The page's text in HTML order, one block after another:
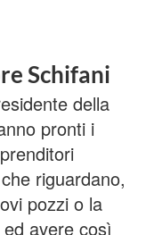
Schifani
della
pronti i
riguardano,
pozzi o la
avere così